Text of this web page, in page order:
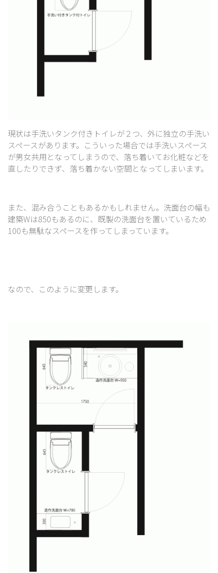
現状は手洗いタンク付きトイレが２つ、外に独立の手洗い
スペースがあります。 こういった場合では手洗いスペース
が男女共用となってしまうので、 落ち着いてお化粧などを
直したりできず、落ち着かない空間となってしまいます。
また、混み合うこともあるかもしれません。 洗面台の幅も
建築Wは850もあるのに、 既製の洗面台を置いているため
100も無駄なスペースを作ってしまっています。
なので、このように変更します。